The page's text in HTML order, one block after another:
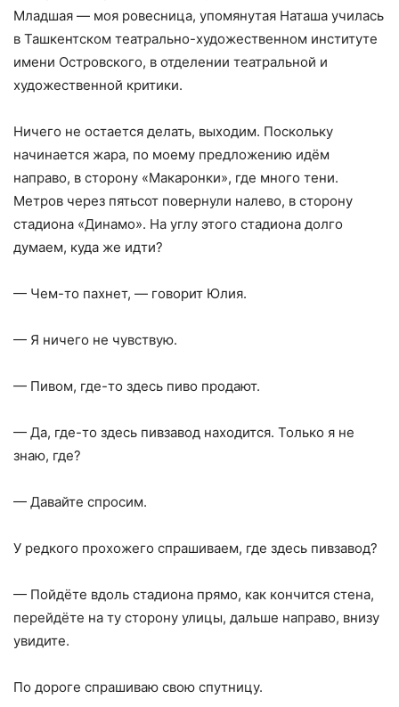
Младшая — моя ровесница, упомянутая Наташа училась
в Ташкентском театрально-художественном институте
имени Островского, в отделении театральной и
художественной критики.
Ничего не остается делать, выходим. Поскольку
начинается жара, по моему предложению идём
направо, в сторону «Макаронки», где много тени.
Метров через пятьсот повернули налево, в сторону
стадиона «Динамо». На углу этого стадиона долго
думаем, куда же идти?
— Чем-то пахнет, — говорит Юлия.
— Я ничего не чувствую.
— Пивом, где-то здесь пиво продают.
— Да, где-то здесь пивзавод находится. Только я не
знаю, где?
— Давайте спросим.
У редкого прохожего спрашиваем, где здесь пивзавод?
— Пойдёте вдоль стадиона прямо, как кончится стена,
перейдёте на ту сторону улицы, дальше направо, внизу
увидите.
По дороге спрашиваю свою спутницу.